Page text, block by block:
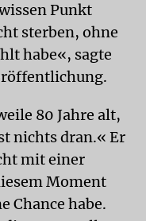
Punkt
sterben, ohne
habe«, sagte
80 Jahre alt,
nichts dran.« Er
mit einer
Moment
Chance habe.